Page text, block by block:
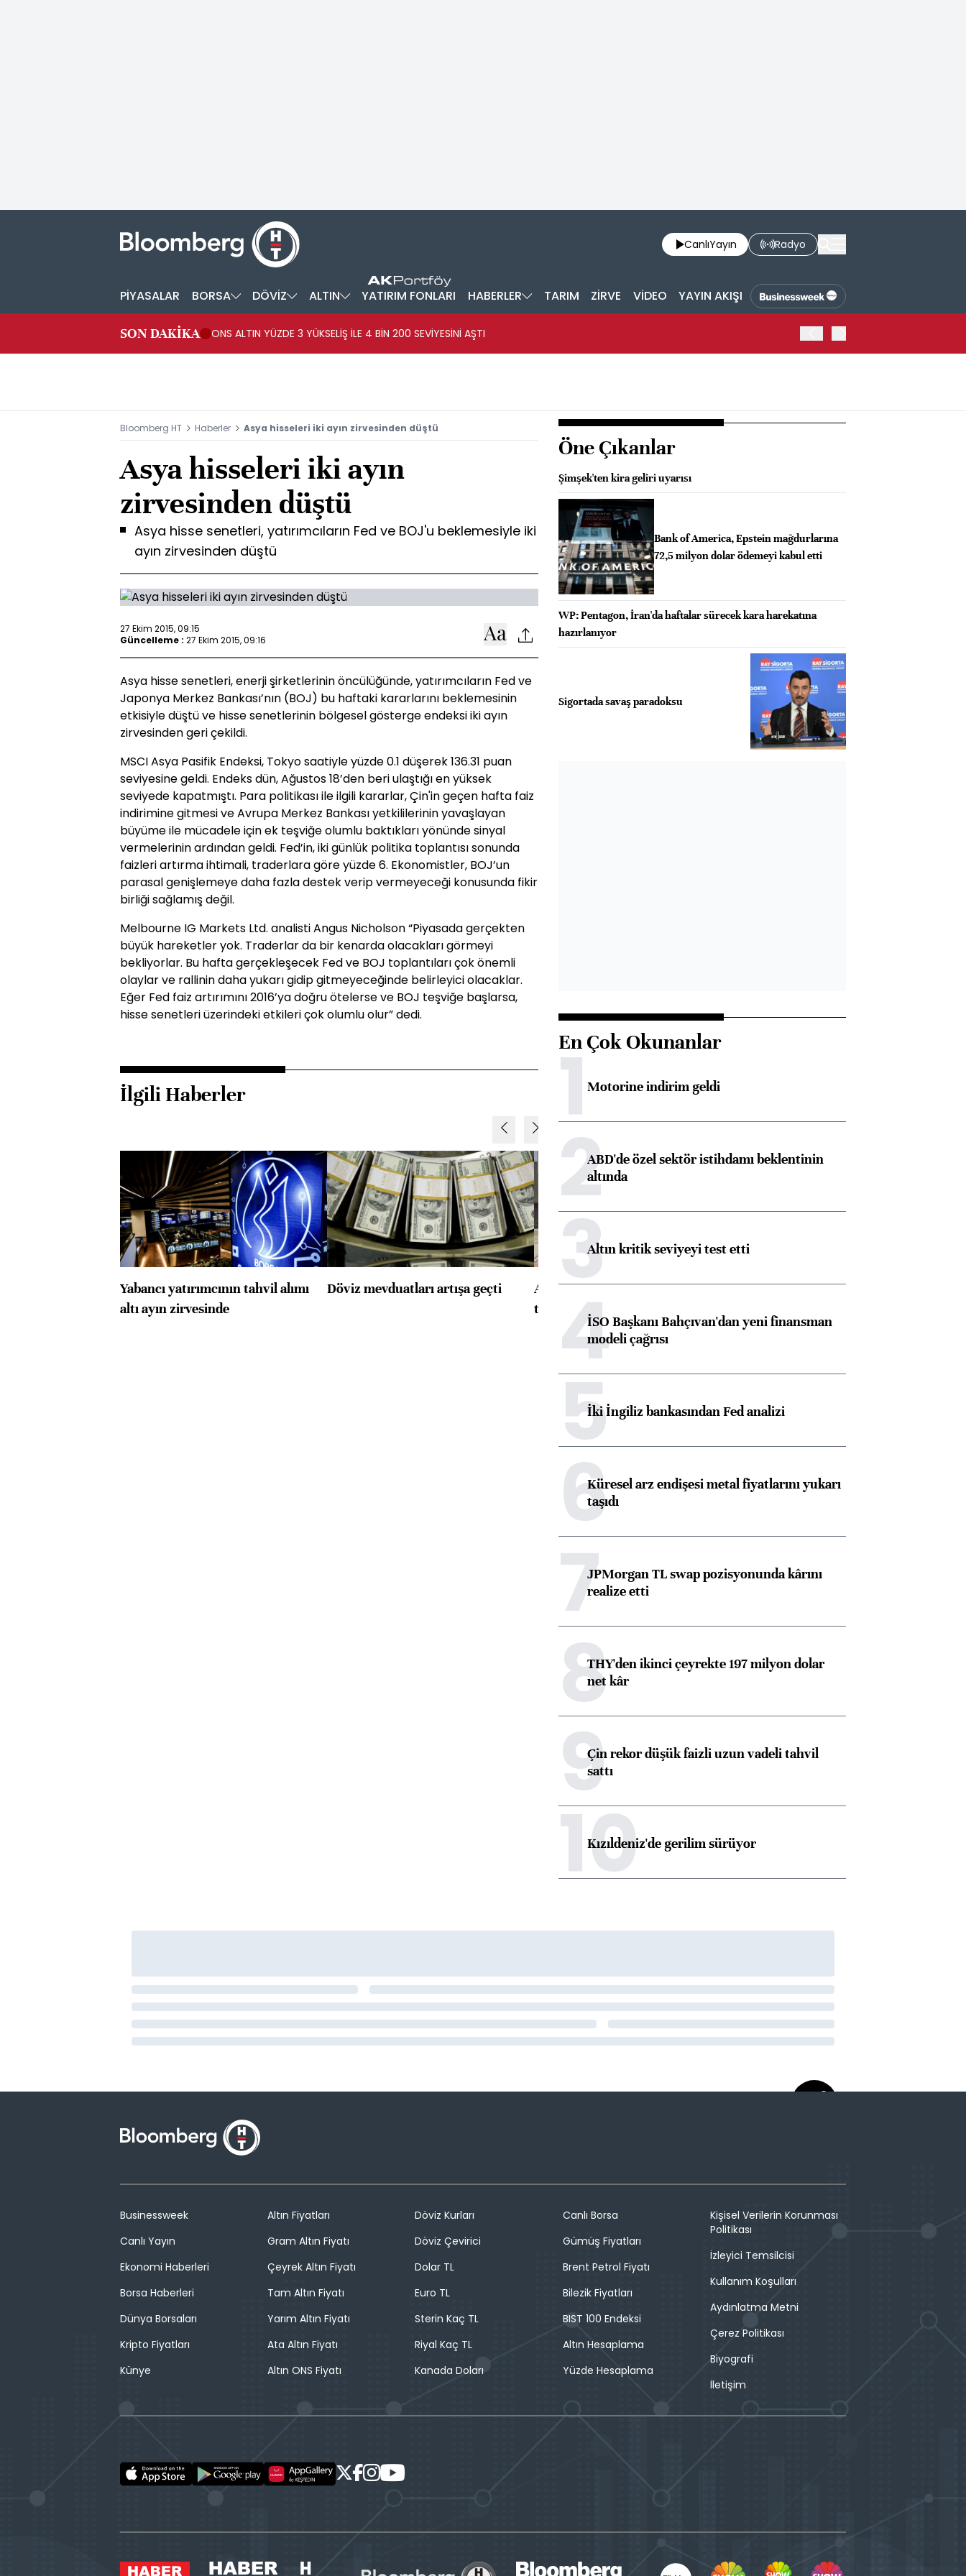
CanlıYayın Radyo
PİYASALAR BORSA DÖVİZ ALTIN YATIRIM FONLARI HABERLER TARIM ZİRVE VİDEO YAYIN AKIŞI
SON DAKİKA ONS ALTIN YÜZDE 3 YÜKSELİŞ İLE 4 BİN 200 SEVİYESİNİ AŞTI
Bloomberg HT Haberler Asya hisseleri iki ayın zirvesinden düştü
Asya hisseleri iki ayın
zirvesinden düştü
Asya hisse senetleri, yatırımcıların Fed ve BOJ'u beklemesiyle iki
ayın zirvesinden düştü
27 Ekim 2015, 09:15
Güncelleme : 27 Ekim 2015, 09:16
Asya hisse senetleri, enerji şirketlerinin öncülüğünde, yatırımcıların Fed ve
Japonya Merkez Bankası’nın (BOJ) bu haftaki kararlarını beklemesinin
etkisiyle düştü ve hisse senetlerinin bölgesel gösterge endeksi iki ayın
zirvesinden geri çekildi.
MSCI Asya Pasifik Endeksi, Tokyo saatiyle yüzde 0.1 düşerek 136.31 puan
seviyesine geldi. Endeks dün, Ağustos 18’den beri ulaştığı en yüksek
seviyede kapatmıştı. Para politikası ile ilgili kararlar, Çin'in geçen hafta faiz
indirimine gitmesi ve Avrupa Merkez Bankası yetkililerinin yavaşlayan
büyüme ile mücadele için ek teşviğe olumlu baktıkları yönünde sinyal
vermelerinin ardından geldi. Fed’in, iki günlük politika toplantısı sonunda
faizleri artırma ihtimali, traderlara göre yüzde 6. Ekonomistler, BOJ’un
parasal genişlemeye daha fazla destek verip vermeyeceği konusunda fikir
birliği sağlamış değil.
Melbourne IG Markets Ltd. analisti Angus Nicholson “Piyasada gerçekten
büyük hareketler yok. Traderlar da bir kenarda olacakları görmeyi
bekliyorlar. Bu hafta gerçekleşecek Fed ve BOJ toplantıları çok önemli
olaylar ve rallinin daha yukarı gidip gitmeyeceğinde belirleyici olacaklar.
Eğer Fed faiz artırımını 2016’ya doğru ötelerse ve BOJ teşviğe başlarsa,
hisse senetleri üzerindeki etkileri çok olumlu olur” dedi.
İlgili Haberler
Yabancı yatırımcının tahvil alımı
altı ayın zirvesinde
Döviz mevduatları artışa geçti
ABD'de konut başlangıçları
toparlandı
görüşmelere hazırlanıyor
Öne Çıkanlar
Şimşek'ten kira geliri uyarısı
Bank of America, Epstein mağdurlarına
72,5 milyon dolar ödemeyi kabul etti
WP: Pentagon, İran'da haftalar sürecek kara harekatına
hazırlanıyor
Sigortada savaş paradoksu
En Çok Okunanlar
1Motorine indirim geldi
2ABD'de özel sektör istihdamı beklentinin
altında
3Altın kritik seviyeyi test etti
4İSO Başkanı Bahçıvan'dan yeni finansman
modeli çağrısı
5İki İngiliz bankasından Fed analizi
6Küresel arz endişesi metal fiyatlarını yukarı
taşıdı
7JPMorgan TL swap pozisyonunda kârını
realize etti
8THY'den ikinci çeyrekte 197 milyon dolar
net kâr
9Çin rekor düşük faizli uzun vadeli tahvil
sattı
10
Kızıldeniz'de gerilim sürüyor
Businessweek
Canlı Yayın
Ekonomi Haberleri
Borsa Haberleri
Dünya Borsaları
Kripto Fiyatları
Künye
Altın Fiyatları
Gram Altın Fiyatı
Çeyrek Altın Fiyatı
Tam Altın Fiyatı
Yarım Altın Fiyatı
Ata Altın Fiyatı
Altın ONS Fiyatı
Döviz Kurları
Döviz Çevirici
Dolar TL
Euro TL
Sterin Kaç TL
Riyal Kaç TL
Kanada Doları
Canlı Borsa
Gümüş Fiyatları
Brent Petrol Fiyatı
Bilezik Fiyatları
BIST 100 Endeksi
Altın Hesaplama
Yüzde Hesaplama
Kişisel Verilerin Korunması
Politikası
İzleyici Temsilcisi
Kullanım Koşulları
Aydınlatma Metni
Çerez Politikası
Biyografi
İletişim